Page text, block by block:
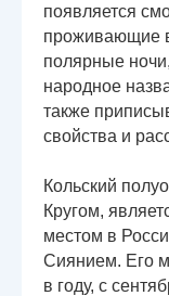
появляется
проживающие
полярные
народное
также
свойства и
Кольский
Кругом,
местом в
Сиянием. Его
в году, с